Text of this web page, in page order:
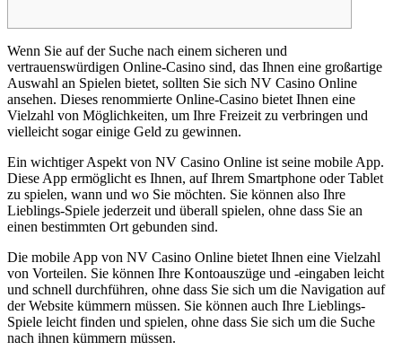
Wenn Sie auf der Suche nach einem sicheren und
vertrauenswürdigen Online-Casino sind, das Ihnen eine großartige
Auswahl an Spielen bietet, sollten Sie sich NV Casino Online
ansehen. Dieses renommierte Online-Casino bietet Ihnen eine
Vielzahl von Möglichkeiten, um Ihre Freizeit zu verbringen und
vielleicht sogar einige Geld zu gewinnen.
Ein wichtiger Aspekt von NV Casino Online ist seine mobile App.
Diese App ermöglicht es Ihnen, auf Ihrem Smartphone oder Tablet
zu spielen, wann und wo Sie möchten. Sie können also Ihre
Lieblings-Spiele jederzeit und überall spielen, ohne dass Sie an
einen bestimmten Ort gebunden sind.
Die mobile App von NV Casino Online bietet Ihnen eine Vielzahl
von Vorteilen. Sie können Ihre Kontoauszüge und -eingaben leicht
und schnell durchführen, ohne dass Sie sich um die Navigation auf
der Website kümmern müssen. Sie können auch Ihre Lieblings-
Spiele leicht finden und spielen, ohne dass Sie sich um die Suche
nach ihnen kümmern müssen.